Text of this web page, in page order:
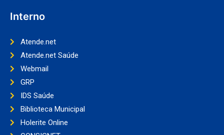
Interno
Atende.net
Atende.net Saúde
Webmail
GRP
IDS Saúde
Biblioteca Municipal
Holerite Online